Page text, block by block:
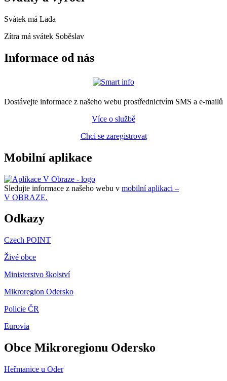
Svátek má Lada
Zítra má svátek Soběslav
Informace od nás
Dostávejte informace z našeho webu prostřednictvím SMS a e-mailů
Více o službě
Chci se zaregistrovat
Mobilní aplikace
Sledujte informace z našeho webu v mobilní aplikaci –
V OBRAZE.
Odkazy
Czech POINT
Živé obce
Ministerstvo školství
Mikroregion Odersko
Policie ČR
Eurovia
Obce Mikroregionu Odersko
Heřmanice u Oder